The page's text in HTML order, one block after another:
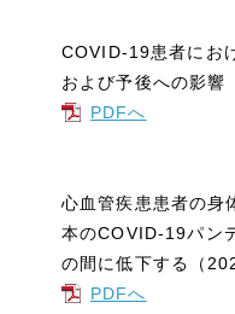
COVID-19患者にお
および予後への影響
PDFへ
心血管疾患患者の身
本のCOVID-19パン
の間に低下する（
PDFへ